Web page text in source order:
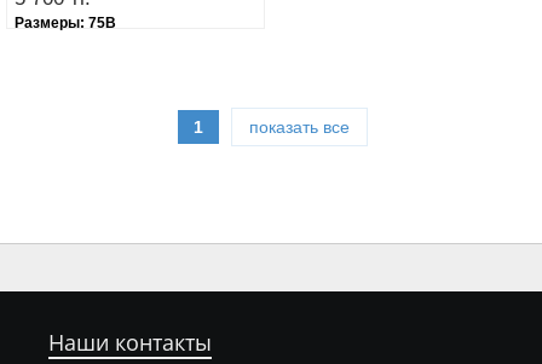
Размеры: 75В
1 показать все
Наши контакты